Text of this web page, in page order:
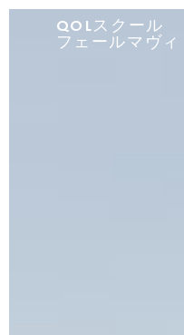
QOLスクール
フェールマヴィ